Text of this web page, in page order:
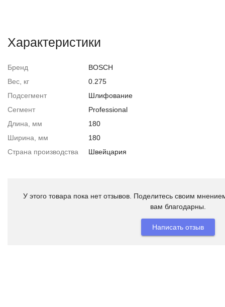
Характеристики
Бренд
BOSCH
Вес, кг
0.275
Подсегмент
Шлифование
Сегмент
Professional
Длина, мм
180
Ширина, мм
180
Страна производства
Швейцария
У этого товара пока нет отзывов. Поделитесь своим
вам благодарны.
Написать отзыв